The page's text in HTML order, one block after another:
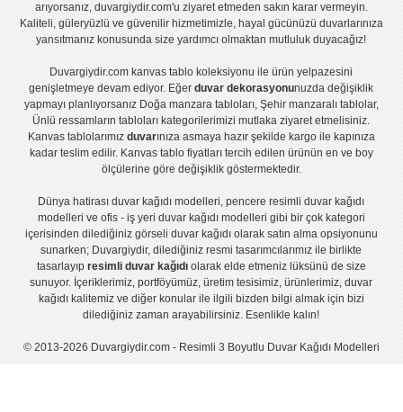
arıyorsanız, duvargiydir.com'u ziyaret etmeden sakın karar vermeyin.
Kaliteli, güleryüzlü ve güvenilir hizmetimizle, hayal gücünüzü duvarlarınıza
yansıtmanız konusunda size yardımcı olmaktan mutluluk duyacağız!
Duvargiydir.com kanvas tablo koleksiyonu ile ürün yelpazesini
genişletmeye devam ediyor. Eğerduvar dekorasyonunuzda değişiklik
yapmayı planlıyorsanız Doğa manzara tabloları, Şehir manzaralı tablolar,
Ünlü ressamların tabloları kategorilerimizi mutlaka ziyaret etmelisiniz.
Kanvas tablolarımız duvarınıza asmaya hazır şekilde kargo ile kapınıza
kadar teslim edilir. Kanvas tablo fiyatlarıtercih edilen ürünün en ve boy
ölçülerine göre değişiklik göstermektedir.
Dünya hatirası duvar kağıdı modelleri,pencere resimli duvar kağıdı
modelleri ve ofis - iş yeri duvar kağıdı modelleri gibi bir çok kategori
içerisinden dilediğiniz görseli duvar kağıdı olarak satın alma opsiyonunu
sunarken; Duvargiydir, dilediğiniz resmi tasarımcılarımız ile birlikte
tasarlayıp resimli duvar kağıdıolarak elde etmeniz lüksünü de size
sunuyor. İçeriklerimiz, portföyümüz, üretim tesisimiz, ürünlerimiz, duvar
kağıdı kalitemiz ve diğer konular ile ilgili bizden bilgi almak için bizi
dilediğiniz zaman arayabilirsiniz. Esenlikle kalın!
© 2013-2026 Duvargiydir.com - Resimli 3 Boyutlu Duvar Kağıdı Modelleri